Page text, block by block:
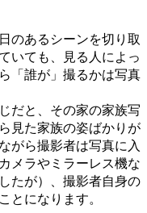
のあるシーンを切り取
いても、見る人によっ
「誰が」撮るかは写真
だと、その家の家族写
見た家族の姿ばかりが
がら撮影者は写真に入
メラやミラーレス機な
たが）、撮影者自身の
とになります。